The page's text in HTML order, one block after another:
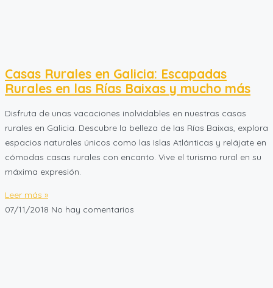
Casas Rurales en Galicia: Escapadas
Rurales en las Rías Baixas y mucho más
Disfruta de unas vacaciones inolvidables en nuestras casas
rurales en Galicia. Descubre la belleza de las Rías Baixas, explora
espacios naturales únicos como las Islas Atlánticas y relájate en
cómodas casas rurales con encanto. Vive el turismo rural en su
máxima expresión.
Leer más »
07/11/2018 No hay comentarios